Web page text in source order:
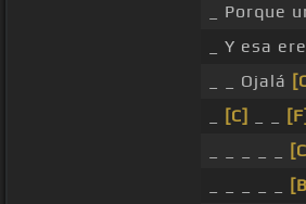
_ Porque
_ Y esa
_ _ Ojalá
[C] [F]